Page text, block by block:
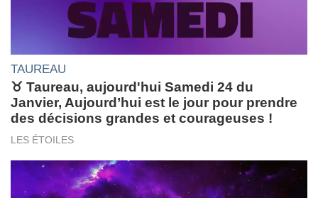
TAUREAU
♉ Taureau, aujourd'hui Samedi 24 du
Janvier, Aujourd’hui est le jour pour prendre
des décisions grandes et courageuses !
LES ÉTOILES